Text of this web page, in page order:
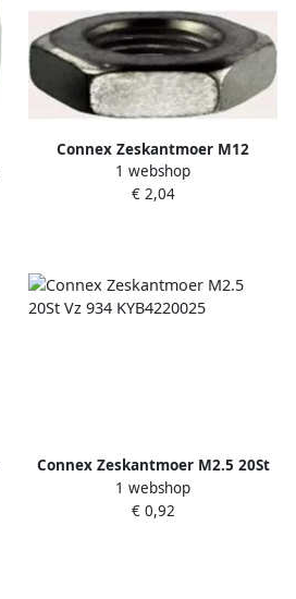
Connex Zeskantmoer M12
Afgeplat 4St Vz KY4221012
1 webshop
€ 2,04
Connex Zeskantmoer M2.5 20St
Vz 934 KYB4220025
1 webshop
€ 0,92